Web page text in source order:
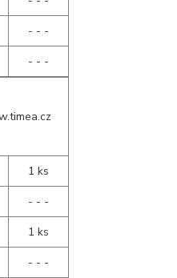
- - -
- - -
1 ks
- - -
1 ks
- - -